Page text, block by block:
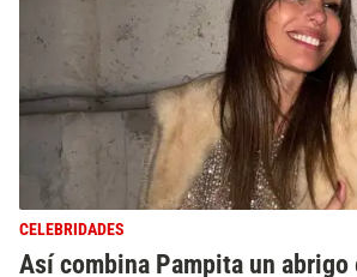
CELEBRIDADES
Así combina Pampita un